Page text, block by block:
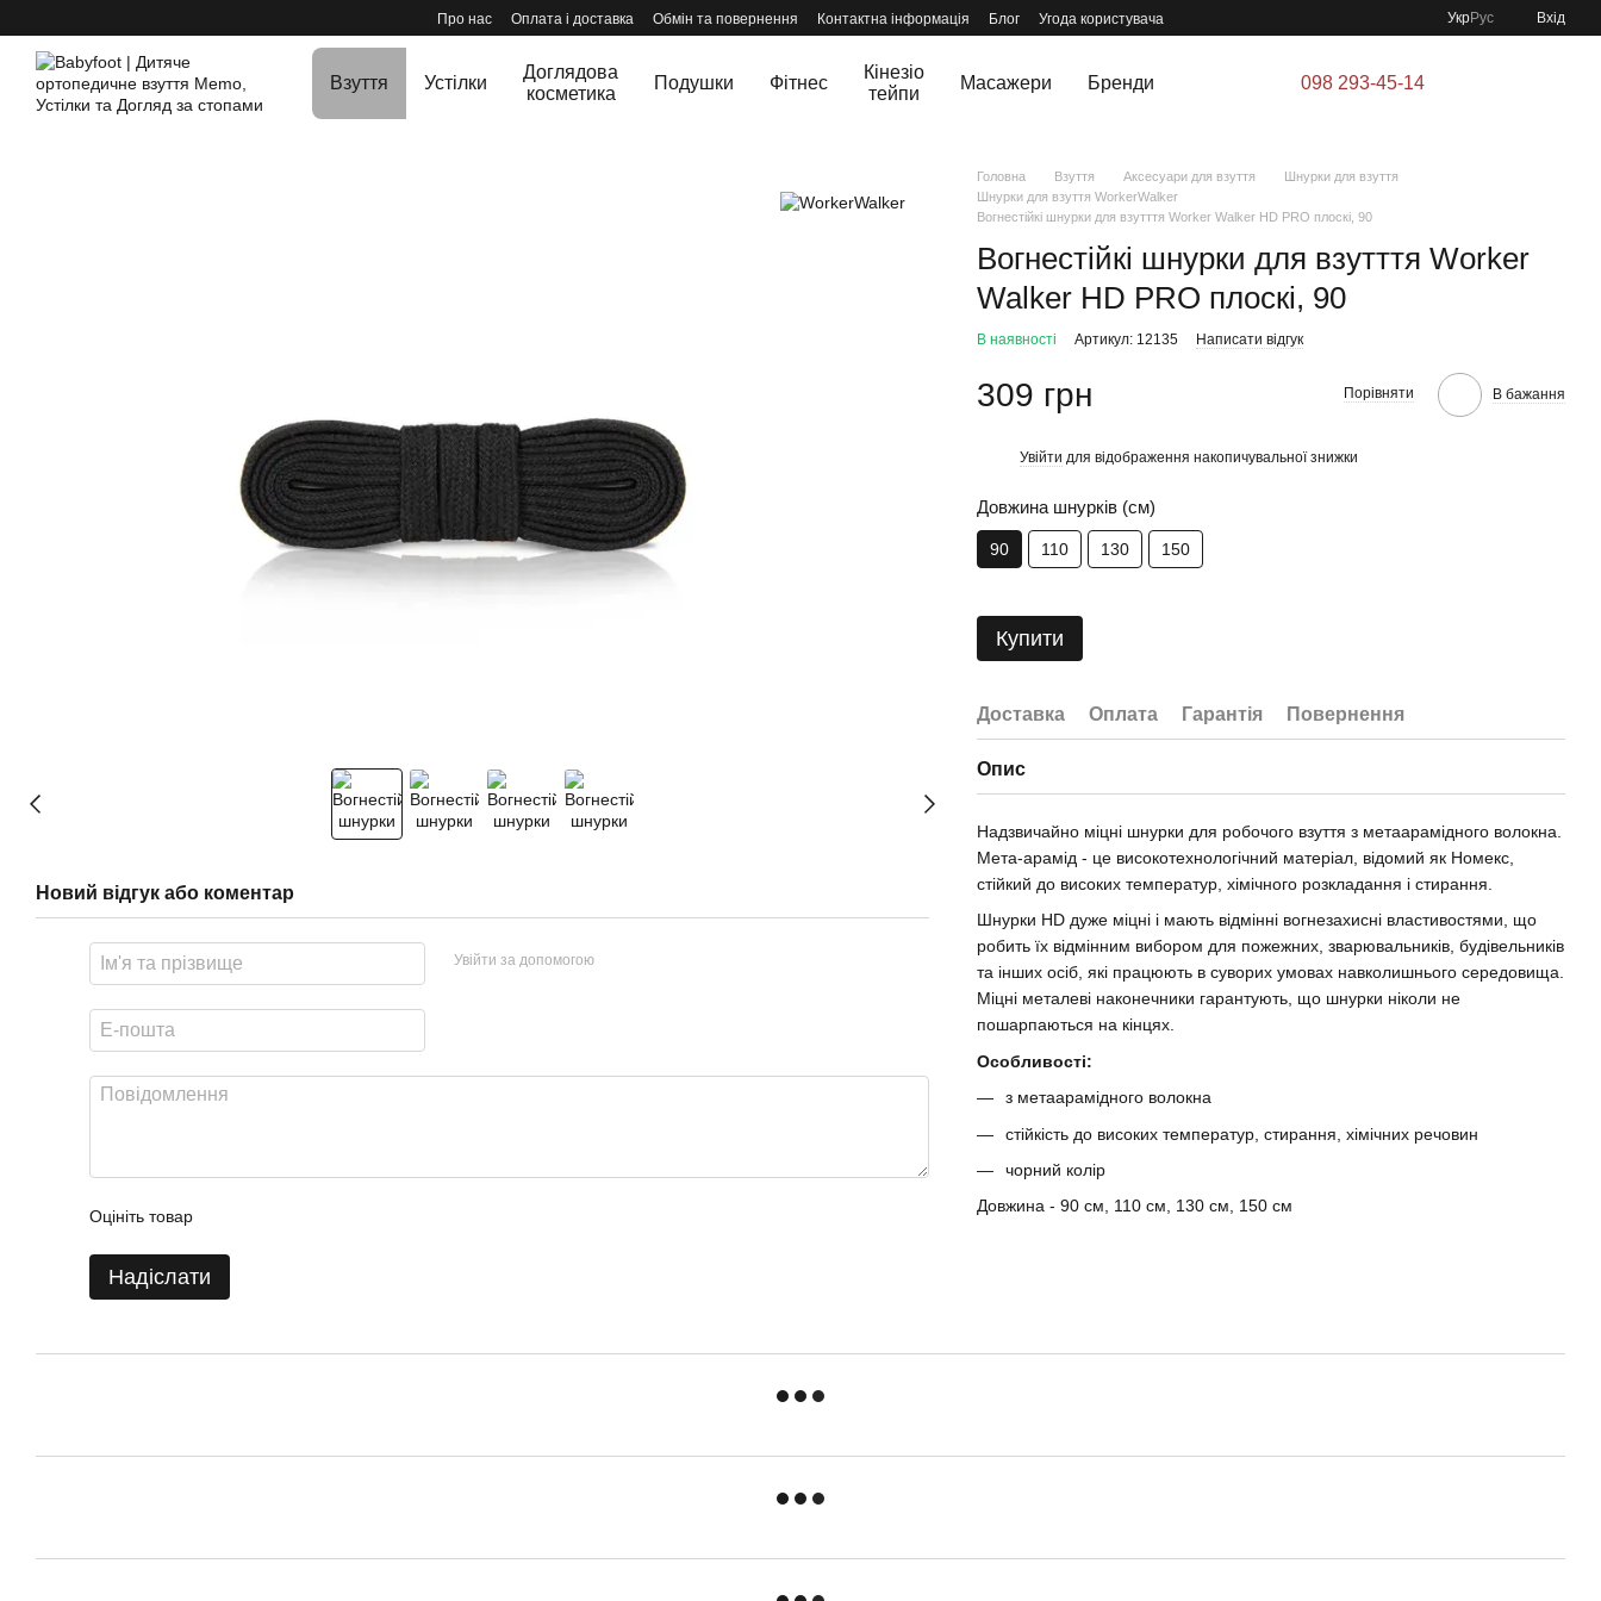
Про нас Оплата і доставка Обмін та повернення Контактна інформація Блог Угода користувача УкрРус Вхід
Взуття Устілки
Доглядова
косметика
Подушки Фітнес
Кінезіо
тейпи
Масажери Бренди 098 293-45-14
Новий відгук або коментар
Увійти за допомогою
Оцініть товар
Надіслати
Головна Взуття Аксесуари для взуття
Шнурки для взуття
Шнурки для взуття WorkerWalker
Вогнестійкі шнурки для взутття Worker Walker HD PRO плоскі, 90
Вогнестійкі шнурки для взутття Worker
Walker HD PRO плоскі, 90
В наявності Артикул: 12135 Написати відгук
309 грн Порівняти В бажання
Увійти для відображення накопичувальної знижки
Довжина шнурків (см)
90 110 130 150
Купити
Доставка Оплата Гарантія Повернення
Опис
Надзвичайно міцні шнурки для робочого взуття з метаарамідного волокна.
Мета-арамід - це високотехнологічний матеріал, відомий як Номекс,
стійкий до високих температур, хімічного розкладання і стирання.
Шнурки HD дуже міцні і мають відмінні вогнезахисні властивостями, що
робить їх відмінним вибором для пожежних, зварювальників, будівельників
та інших осіб, які працюють в суворих умовах навколишнього середовища.
Міцні металеві наконечники гарантують, що шнурки ніколи не
пошарпаються на кінцях.
Особливості:
з метаарамідного волокна
стійкість до високих температур, стирання, хімічних речовин
чорний колір
Довжина - 90 см, 110 см, 130 см, 150 см